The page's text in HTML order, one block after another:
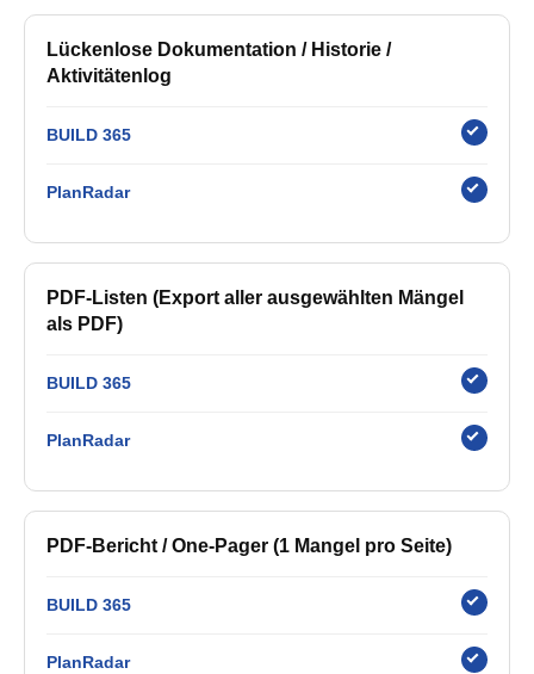
Lückenlose Dokumentation / Historie /
Aktivitätenlog
BUILD 365
PlanRadar
PDF-Listen (Export aller ausgewählten Mängel
als PDF)
BUILD 365
PlanRadar
PDF-Bericht / One-Pager (1 Mangel pro Seite)
BUILD 365
PlanRadar